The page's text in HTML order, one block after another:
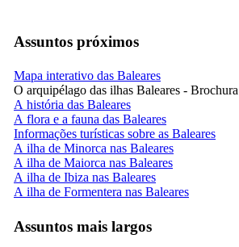
Assuntos próximos
Mapa interativo das Baleares
O arquipélago das ilhas Baleares -
A história das Baleares
A flora e a fauna das Baleares
Informações turísticas sobre as Baleares
A ilha de Minorca nas Baleares
A ilha de Maiorca nas Baleares
A ilha de Ibiza nas Baleares
A ilha de Formentera nas Baleares
Assuntos mais largos